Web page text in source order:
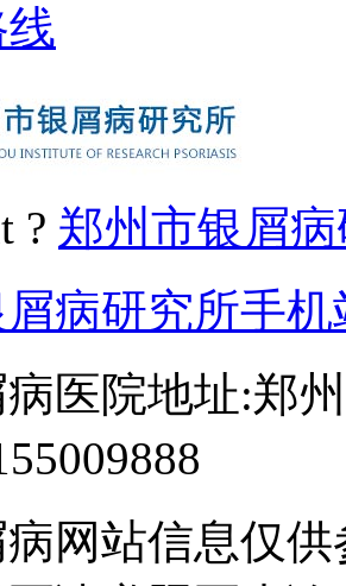
? 郑州市银屑
病研究所手机
医院地址:郑
网站信息仅